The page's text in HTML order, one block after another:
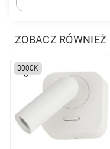
ZOBACZ RÓWNIEŻ
3000K